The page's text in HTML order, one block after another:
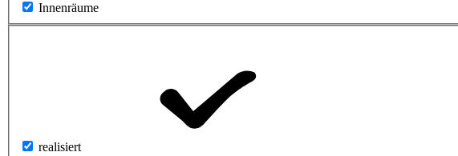
Innenräume
realisiert